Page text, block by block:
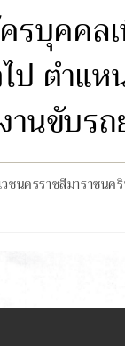
บุคคล
ป ตำแ
นขับร
ชนครราชสีมาราชนค